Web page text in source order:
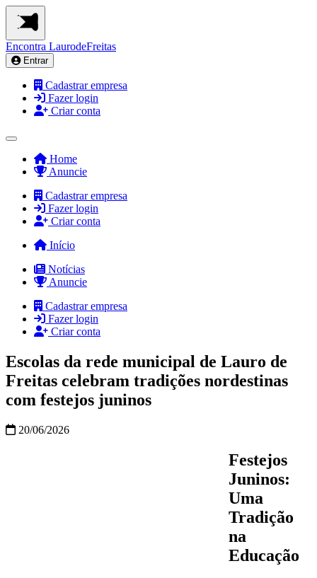
Encontra LaurodeFreitas
Entrar
Cadastrar empresa
Fazer login
Criar conta
Home
Anuncie
Cadastrar empresa
Fazer login
Criar conta
Início
Notícias
Anuncie
Cadastrar empresa
Fazer login
Criar conta
Escolas da rede municipal de Lauro de
Freitas celebram tradições nordestinas
com festejos juninos
20/06/2026
Festejos
Juninos:
Uma
Tradição
na
Educação